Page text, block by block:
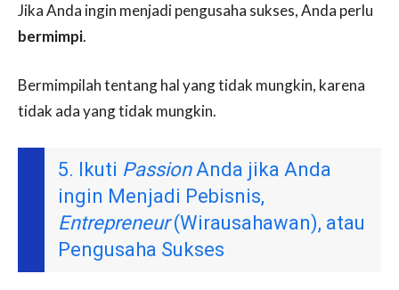
Jika Anda ingin menjadi pengusaha sukses, Anda perlu
bermimpi.
Bermimpilah tentang hal yang tidak mungkin, karena
tidak ada yang tidak mungkin.
5. Ikuti PassionAnda jika Anda
ingin Menjadi Pebisnis,
Entrepreneur(Wirausahawan), atau
Pengusaha Sukses